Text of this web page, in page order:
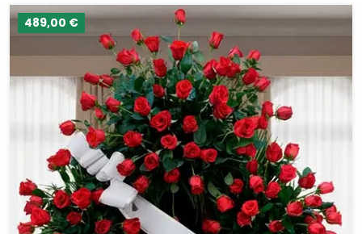
489,00 €